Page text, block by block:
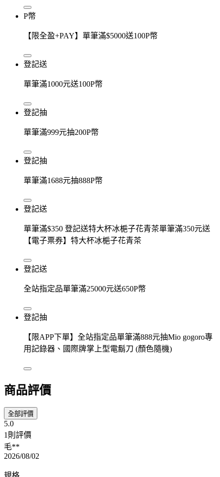
P幣
【限全盈+PAY】單筆滿$5000送100P幣
登記送
單筆滿1000元送100P幣
登記抽
單筆滿999元抽200P幣
登記抽
單筆滿1688元抽888P幣
登記送
單筆滿$350 登記送特大杯冰梔子花青茶單筆滿350元送
【電子票券】特大杯冰梔子花青茶
登記送
全站指定品單筆滿25000元送650P幣
登記抽
【限APP下單】全站指定品單筆滿888元抽Mio gogoro專
用記錄器、國際牌掌上型電鬍刀 (顏色隨機)
商品評價
全部評價
5.0
1則評價
毛**
2026/08/02